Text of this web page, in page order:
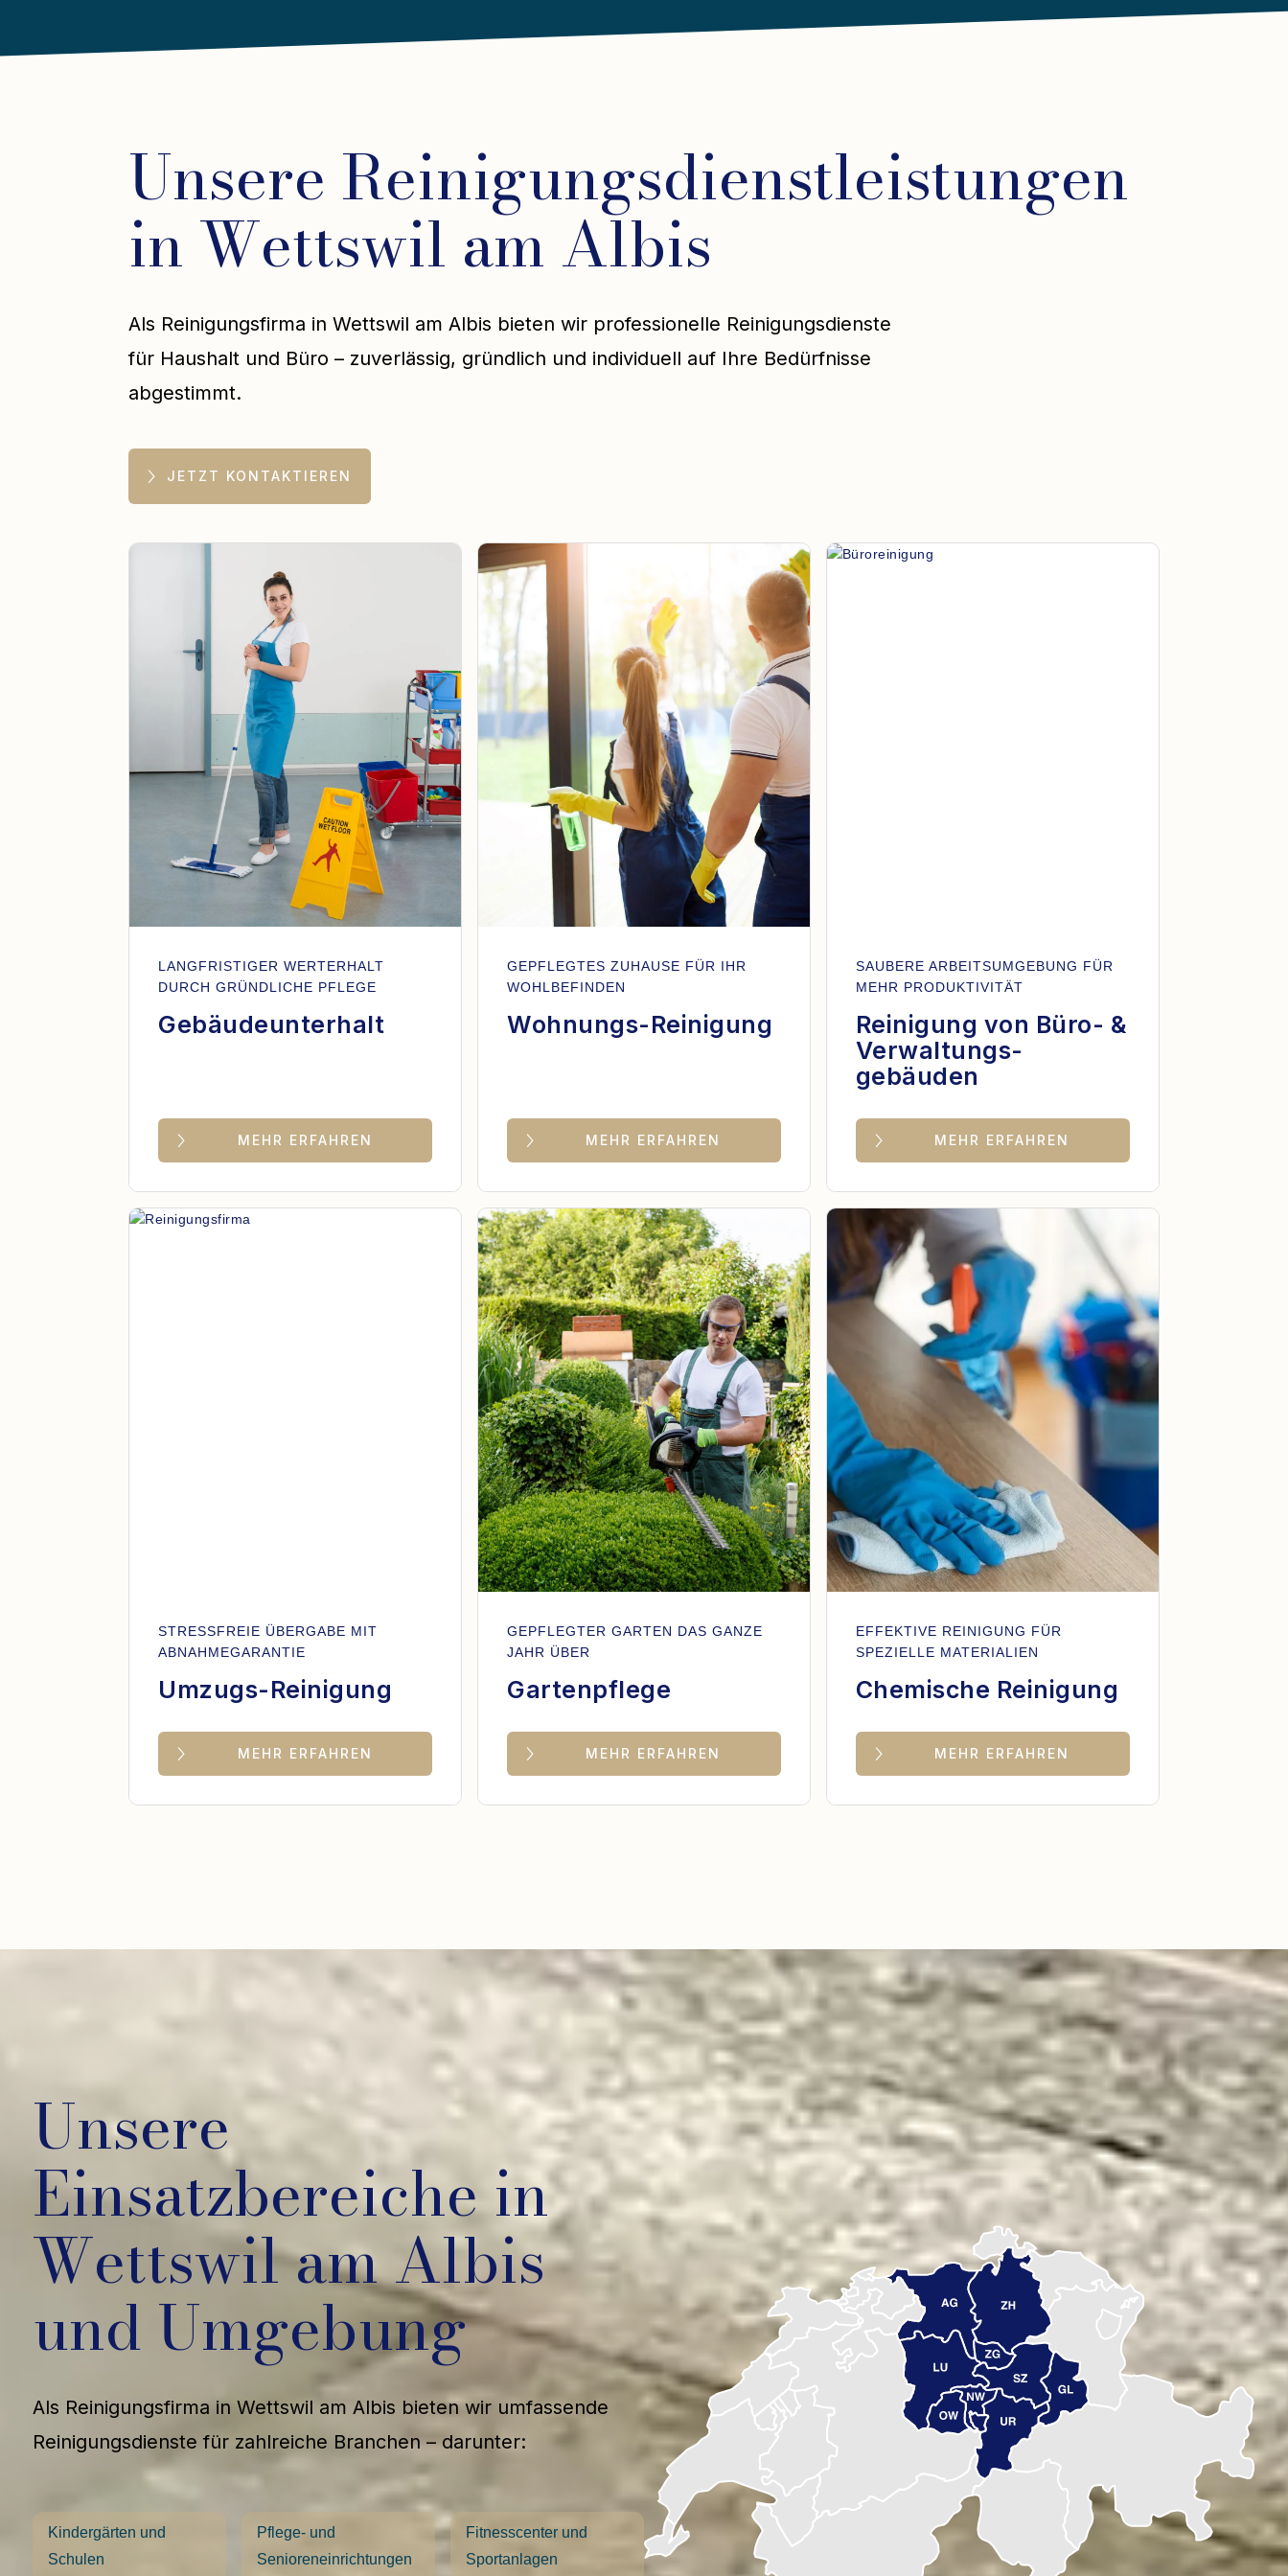
Unsere Reinigungsdienstleistungen
in Wettswil am Albis
Als Reinigungsfirma in Wettswil am Albis bieten wir professionelle Reinigungsdienste
für Haushalt und Büro – zuverlässig, gründlich und individuell auf Ihre Bedürfnisse
abgestimmt.
JETZT KONTAKTIEREN
LANGFRISTIGER WERTERHALT
DURCH GRÜNDLICHE PFLEGE
Gebäudeunterhalt
MEHR ERFAHREN
GEPFLEGTES ZUHAUSE FÜR IHR
WOHLBEFINDEN
Wohnungs-Reinigung
MEHR ERFAHREN
SAUBERE ARBEITSUMGEBUNG FÜR
MEHR PRODUKTIVITÄT
Reinigung von Büro- &
Verwaltungs-
gebäuden
MEHR ERFAHREN
STRESSFREIE ÜBERGABE MIT
ABNAHMEGARANTIE
Umzugs-Reinigung
MEHR ERFAHREN
GEPFLEGTER GARTEN DAS GANZE
JAHR ÜBER
Gartenpflege
MEHR ERFAHREN
EFFEKTIVE REINIGUNG FÜR
SPEZIELLE MATERIALIEN
Chemische Reinigung
MEHR ERFAHREN
Unsere
Einsatzbereiche in
Wettswil am Albis
und Umgebung
Als Reinigungsfirma in Wettswil am Albis bieten wir umfassende
Reinigungsdienste für zahlreiche Branchen – darunter:
Kindergärten und
Schulen
Pflege- und
Senioreneinrichtungen
Fitnesscenter und
Sportanlagen